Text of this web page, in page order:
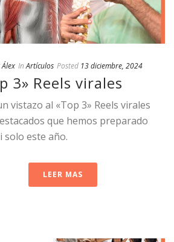
In Artículos Posted 13 diciembre, 2024
3» Reels virales
vistazo al «Top 3» Reels virales
que hemos preparado
solo este año.
LEER MAS